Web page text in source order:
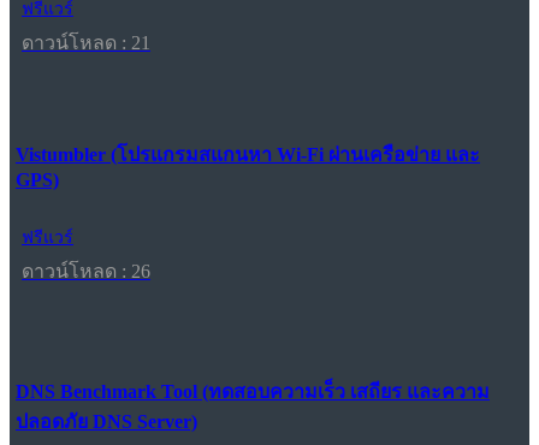
ฟรีแวร์
ดาวน์โหลด : 21
Vistumbler (โปรแกรมสแกนหา Wi-Fi ผ่านเครือข่าย และ
GPS)
ฟรีแวร์
ดาวน์โหลด : 26
DNS Benchmark Tool (ทดสอบความเร็ว เสถียร และความ
ปลอดภัย DNS Server)